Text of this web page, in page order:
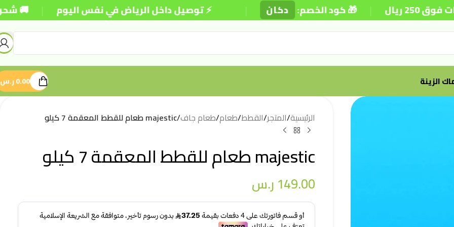
⚡ توصيل داخل الرياض في نفس اليوم | 🚚 شحن مجاني | 🎁 كود الخصم: دكان |
الزينة 0.00ر.س
الرئيسية/المتجر/القطط/طعام/طعام جاف/majestic طعام للقطط المعقمة 7 كيلو
majestic طعام للقطط المعقمة 7 كيلو
149.00ر.س